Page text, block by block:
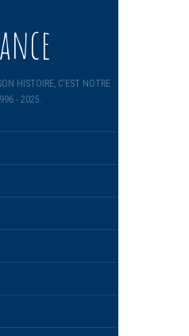
HISTOIRE, C'EST NOTRE
- 2025.